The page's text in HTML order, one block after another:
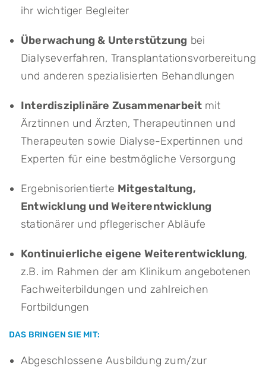
ihr wichtiger Begleiter
Überwachung & Unterstützung bei
Dialyseverfahren, Transplantationsvorbereitung
und anderen spezialisierten Behandlungen
Interdisziplinäre Zusammenarbeit mit
Ärztinnen und Ärzten, Therapeutinnen und
Therapeuten sowie Dialyse-Expertinnen und
Experten für eine bestmögliche Versorgung
Ergebnisorientierte Mitgestaltung,
Entwicklung und Weiterentwicklung
stationärer und pflegerischer Abläufe
Kontinuierliche eigene Weiterentwicklung,
z.B. im Rahmen der am Klinikum angebotenen
Fachweiterbildungen und zahlreichen
Fortbildungen
DAS BRINGEN SIE MIT:
Abgeschlossene Ausbildung zum/zur